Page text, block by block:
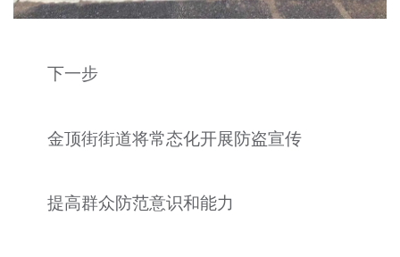
下一步
金顶街街道将常态化开展防盗宣传
提高群众防范意识和能力